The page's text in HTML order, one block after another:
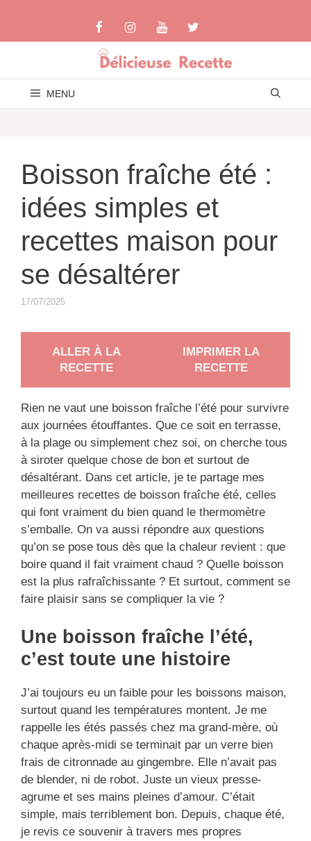
contenu
MENU
Boisson fraîche été :
idées simples et
recettes maison pour
se désaltérer
17/07/2025
ALLER À LA
RECETTE
IMPRIMER LA
RECETTE
Rien ne vaut une boisson fraîche l’été pour survivre
aux journées étouffantes. Que ce soit en terrasse,
à la plage ou simplement chez soi, on cherche tous
à siroter quelque chose de bon et surtout de
désaltérant. Dans cet article, je te partage mes
meilleures recettes de boisson fraîche été, celles
qui font vraiment du bien quand le thermomètre
s’emballe. On va aussi répondre aux questions
qu’on se pose tous dès que la chaleur revient : que
boire quand il fait vraiment chaud ? Quelle boisson
est la plus rafraîchissante ? Et surtout, comment se
faire plaisir sans se compliquer la vie ?
Une boisson fraîche l’été,
c’est toute une histoire
J’ai toujours eu un faible pour les boissons maison,
surtout quand les températures montent. Je me
rappelle les étés passés chez ma grand-mère, où
chaque après-midi se terminait par un verre bien
frais de citronnade au gingembre. Elle n’avait pas
de blender, ni de robot. Juste un vieux presse-
agrume et ses mains pleines d’amour. C’était
simple, mais terriblement bon. Depuis, chaque été,
je revis ce souvenir à travers mes propres